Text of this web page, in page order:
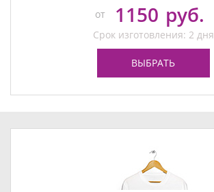
от 1150 руб.
Срок изготовления: 2 дня
ВЫБРАТЬ